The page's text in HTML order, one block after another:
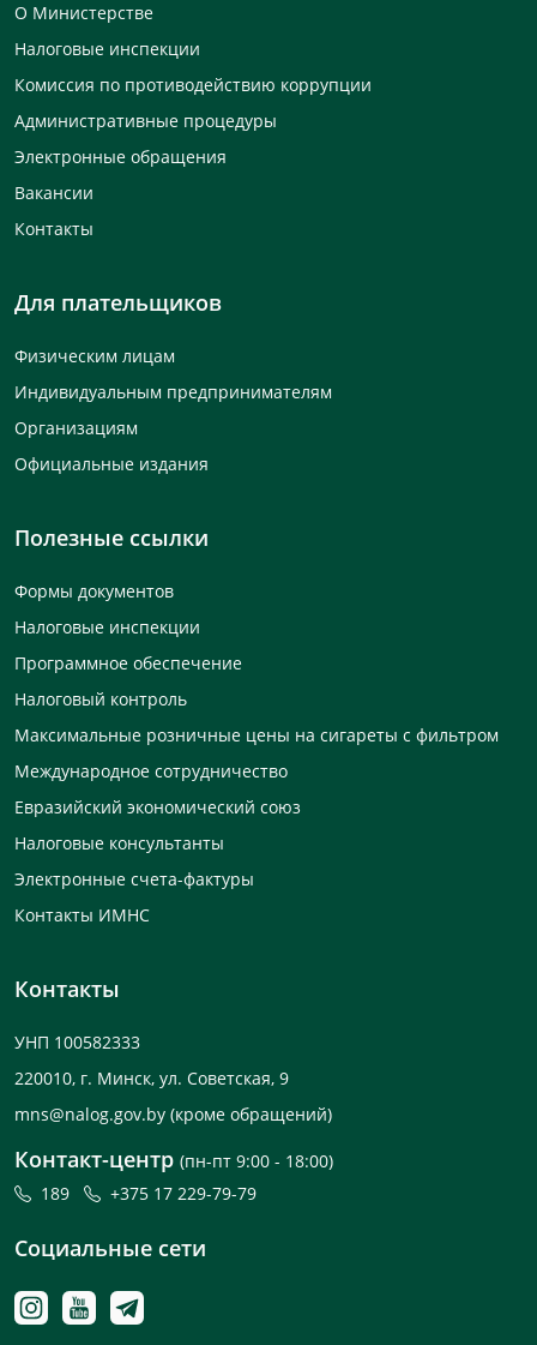
О Министерстве
Налоговые инспекции
Комиссия по противодействию коррупции
Административные процедуры
Электронные обращения
Вакансии
Контакты
Для плательщиков
Физическим лицам
Индивидуальным предпринимателям
Организациям
Официальные издания
Полезные ссылки
Формы документов
Налоговые инспекции
Программное обеспечение
Налоговый контроль
Максимальные розничные цены на сигареты с фильтром
Международное сотрудничество
Евразийский экономический союз
Налоговые консультанты
Электронные счета-фактуры
Контакты ИМНС
Контакты
УНП 100582333
220010, г. Минск, ул. Советская, 9
mns@nalog.gov.by (кроме обращений)
Контакт-центр (пн-пт 9:00 - 18:00)
189
+375 17 229-79-79
Социальные сети